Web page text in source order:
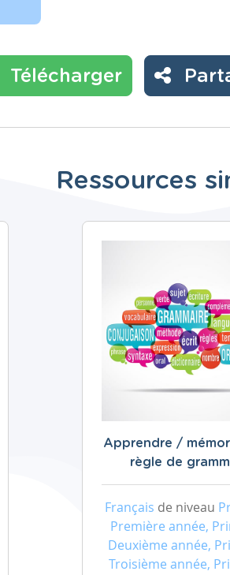
Télécharger
Ressources
Apprendre /
règle de
Français de niveau
Première année,
Deuxième année,
Troisième année,